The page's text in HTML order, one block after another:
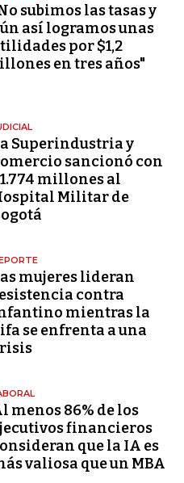
subimos las tasas y
así logramos unas
por $1,2
en tres años"
Superindustria y
sancionó con
millones al
Militar de
mujeres lideran
contra
mientras la
se enfrenta a una
menos 86% de los
financieros
que la IA es
valiosa que un MBA